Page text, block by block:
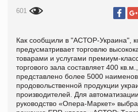
601
Как сообщили в "АСТОР-Украина",
предусматривает торговлю
товарами и услугами премиум-
торгового зала составляет 400
представлено более 5000
продовольственной продукции
производителей. Для
руководство «Опера-Маркет»